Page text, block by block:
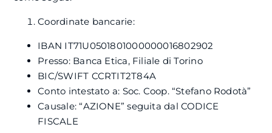
Coordinate bancarie:
IBAN IT71U0501801000000016802902
Presso: Banca Etica, Filiale di Torino
BIC/SWIFT CCRTIT2T84A
Conto intestato a: Soc. Coop. “Stefano Rodotà”
Causale: “AZIONE” seguita dal CODICE
FISCALE